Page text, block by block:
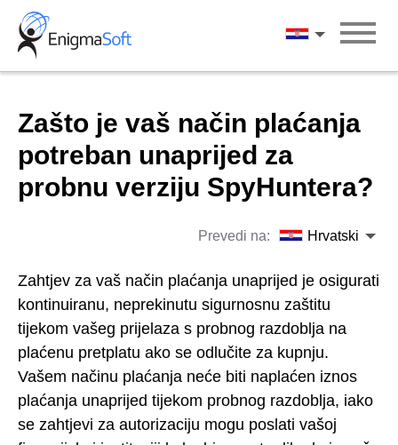
Skip
content
Hrvatski
Zašto je vaš način plaćanja
potreban unaprijed za
probnu verziju SpyHuntera?
Prevedi na: Hrvatski
Zahtjev za vaš način plaćanja unaprijed je osigurati
kontinuiranu, neprekinutu sigurnosnu zaštitu
tijekom vašeg prijelaza s probnog razdoblja na
plaćenu pretplatu ako se odlučite za kupnju.
Vašem načinu plaćanja neće biti naplaćen iznos
plaćanja unaprijed tijekom probnog razdoblja, iako
se zahtjevi za autorizaciju mogu poslati vašoj